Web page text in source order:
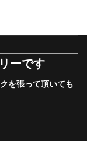
ーです
を張って頂いても